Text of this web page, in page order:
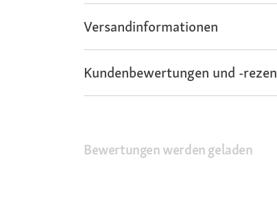
Versandinformationen
Kundenbewertungen und -
Bewertungen werden geladen